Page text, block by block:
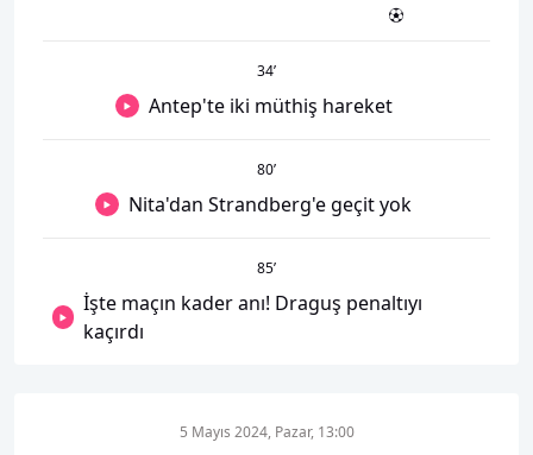
34’
Antep'te iki müthiş hareket
80’
Nita'dan Strandberg'e geçit yok
85’
İşte maçın kader anı! Draguş penaltıyı
kaçırdı
5 Mayıs 2024, Pazar, 13:00